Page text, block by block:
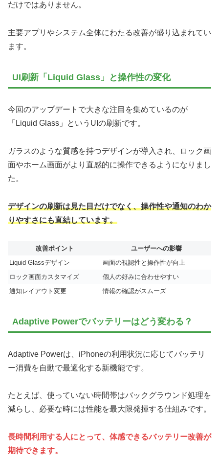
だけではありません。
主要アプリやシステム全体にわたる改善が盛り込まれてい
ます。
UI刷新「Liquid Glass」と操作性の変化
今回のアップデートで大きな注目を集めているのが
「Liquid Glass」というUIの刷新です。
ガラスのような質感を持つデザインが導入され、ロック画
面やホーム画面がより直感的に操作できるようになりまし
た。
デザインの刷新は見た目だけでなく、操作性や通知のわか
りやすさにも直結しています。
改善ポイント
ユーザーへの影響
Liquid Glassデザイン
画面の視認性と操作性が向上
ロック画面カスタマイズ
個人の好みに合わせやすい
通知レイアウト変更
情報の確認がスムーズ
Adaptive Powerでバッテリーはどう変わる？
Adaptive Powerは、iPhoneの利用状況に応じてバッテリ
ー消費を自動で最適化する新機能です。
たとえば、使っていない時間帯はバックグラウンド処理を
減らし、必要な時には性能を最大限発揮する仕組みです。
長時間利用する人にとって、体感できるバッテリー改善が
期待できます。